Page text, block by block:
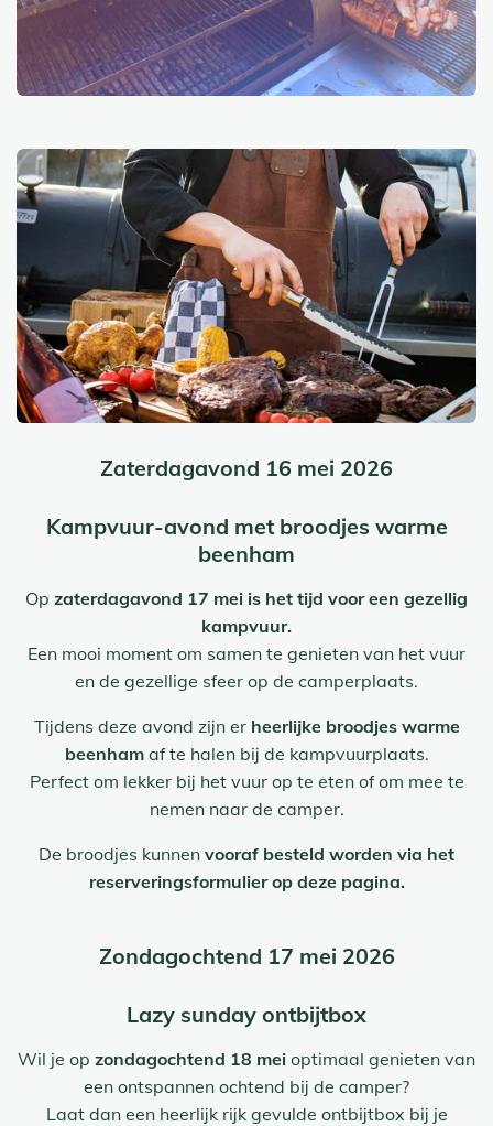
Zaterdagavond 16 mei 2026
Kampvuur-avond met broodjes warme
beenham
Op zaterdagavond 17 mei is het tijd voor een gezellig
kampvuur.
Een mooi moment om samen te genieten van het vuur
en de gezellige sfeer op de camperplaats.
Tijdens deze avond zijn er heerlijke broodjes warme
beenhamaf te halen bij de kampvuurplaats.
Perfect om lekker bij het vuur op te eten of om mee te
nemen naar de camper.
De broodjes kunnen vooraf besteld worden via het
reserveringsformulier op deze pagina.
Zondagochtend 17 mei 2026
Lazy sunday ontbijtbox
Wil je op zondagochtend 18 mei optimaal genieten van
een ontspannen ochtend bij de camper?
Laat dan een heerlijk rijk gevulde ontbijtbox bij je